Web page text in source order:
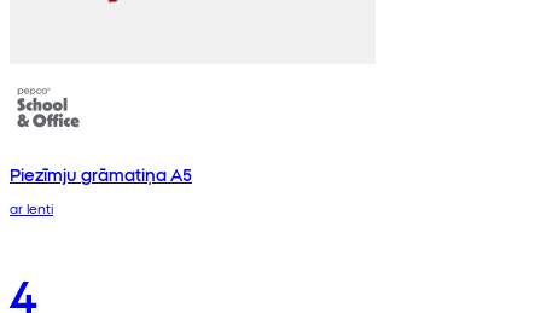
Piezīmju grāmatiņa A5
ar lenti
4